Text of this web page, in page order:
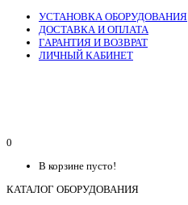
УСТАНОВКА ОБОРУДОВАНИЯ
ДОСТАВКА И ОПЛАТА
ГАРАНТИЯ И ВОЗВРАТ
ЛИЧНЫЙ КАБИНЕТ
0
В корзине пусто!
КАТАЛОГ ОБОРУДОВАНИЯ